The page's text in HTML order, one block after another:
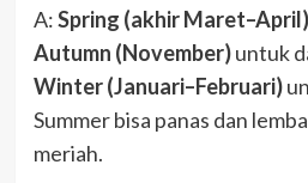
A:Spring (akhir Maret–April)
Autumn (November)untuk
Winter (Januari–Februari)
Summer bisa panas dan
meriah.